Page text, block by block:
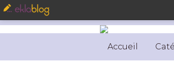
Accueil